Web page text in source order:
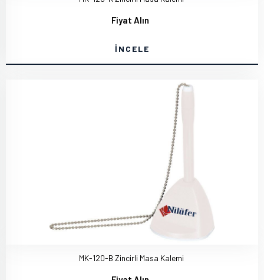
Fiyat Alın
İNCELE
MK-120-B Zincirli Masa Kalemi